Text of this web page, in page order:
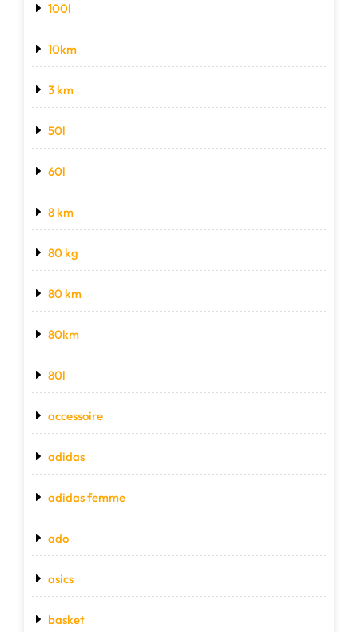
100l
10km
3 km
50l
60l
8 km
80 kg
80 km
80km
80l
accessoire
adidas
adidas femme
ado
asics
basket